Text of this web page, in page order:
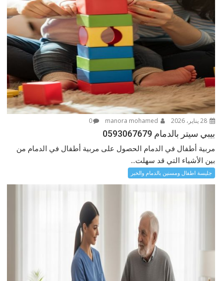
28 يناير، 2026 0
بيبي سيتر بالدمام 0593067679
مربية أطفال في الدمام الحصول على مربية أطفال في الدمام من
بين الأشياء التي قد سهلت...
جليسة اطفال ومسنين بالدمام والخبر